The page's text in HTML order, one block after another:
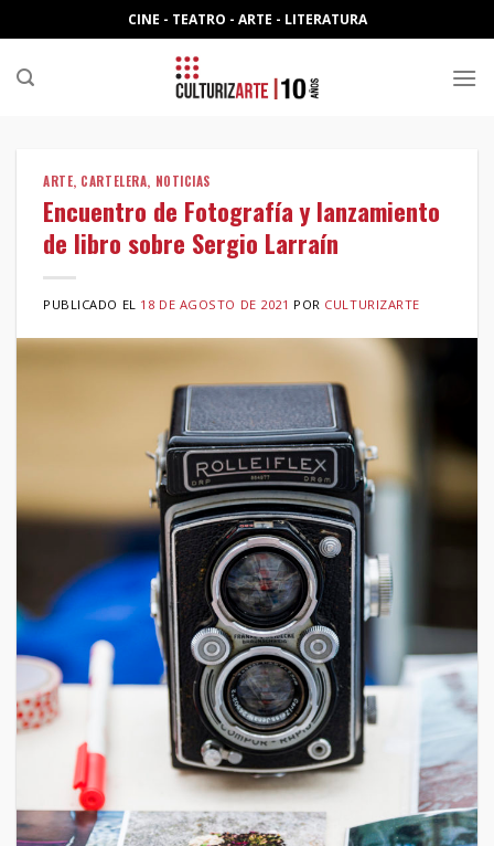
to
content
CINE - TEATRO - ARTE - LITERATURA
ARTE, CARTELERA, NOTICIAS
Encuentro de Fotografía y lanzamiento
de libro sobre Sergio Larraín
PUBLICADO EL 18 DE AGOSTO DE 2021 POR CULTURIZARTE